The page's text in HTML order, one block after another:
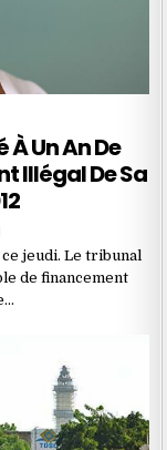
Un An De
Illégal De Sa
jeudi. Le tribunal
de financement